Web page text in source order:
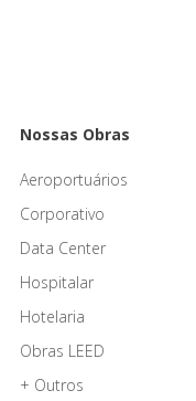
Nossas Obras
Aeroportuários
Corporativo
Data Center
Hospitalar
Hotelaria
Obras LEED
+ Outros